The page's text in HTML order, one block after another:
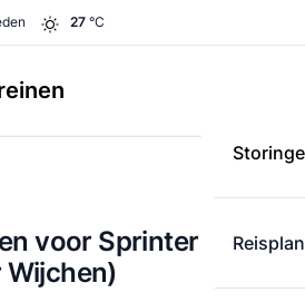
27 °C
voor Sprinter 7656